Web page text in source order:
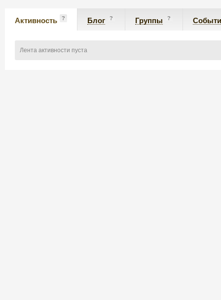
Активность ? Блог ? Группы ?
Лента активности пуста